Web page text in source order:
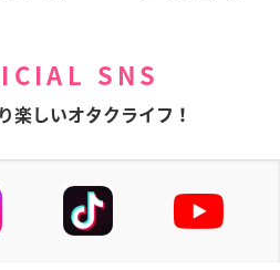
SNS
楽しいオタクライフ！